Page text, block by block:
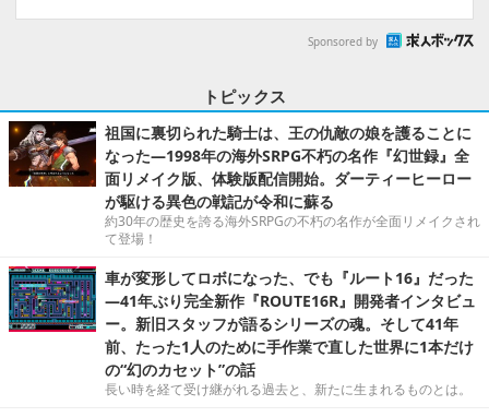
Sponsored by
トピックス
祖国に裏切られた騎士は、王の仇敵の娘を護ることに
なった―1998年の海外SRPG不朽の名作『幻世録』全
面リメイク版、体験版配信開始。ダーティーヒーロー
が駆ける異色の戦記が令和に蘇る
約30年の歴史を誇る海外SRPGの不朽の名作が全面リメイクされ
て登場！
車が変形してロボになった、でも『ルート16』だった
―41年ぶり完全新作『ROUTE16R』開発者インタビュ
ー。新旧スタッフが語るシリーズの魂。そして41年
前、たった1人のために手作業で直した世界に1本だけ
の“幻のカセット”の話
長い時を経て受け継がれる過去と、新たに生まれるものとは。